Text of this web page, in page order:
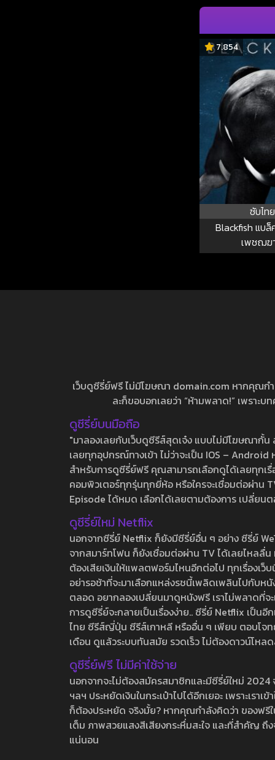
7.854
ซับไทย
Blackfish แบ
เพชฌฆ
เว็บดูซีรี่ย์ฟรี ไม่มีโฆษณา domain.com หากคุณก
ละก็ขอบอกเลยว่า “ห้ามพลาด!” เพราะ
ดูซีรี่ย์บนมือถือ
"มาลองเลยกับเว็บดูซีรีส์สุดเจ๋ง แบบไม่มีโฆษณากั้
เลยทุกอุปกรณ์ทางเข้า ไม่ว่าจะเป็น IOS –
สำหรับการดูซีรี่ย์ฟรี คุณสามารถเลือกดูได้เลยทุกเ
คอมพิวเตอร์ทุกรุ่นทุกยี่ห้อ หรือใครจะเชื่อมต่อผ่าน
Episode ได้หมด เลือกได้เลยตามต้องการ เปลี่ยน
ดูซีรี่ย์ใหม่ Netflix
นอกจากซีรี่ย์ Netflix ก็ยังมีซีรี่ย์อื่น ๆ อย่าง ซีรี่ย์
จากสมาร์ทโฟน ก็ยังเชื่อมต่อผ่าน TV ได้เลยไหลลื่
ต้องเสียเงินให้แพลตฟอร์มไหนอีกต่อไป ทุกเรื่องเว็
อย่ารอช้าที่จะมาเลือกแหล่งรชนี้เพลิดเพลินไปกับห
ตลอด อยากลองเปลี่ยนมาดูหนังฟรี เราไม่พลาดที่
การดูซีรี่ย์จะกลายเป็นเรื่องง่าย.. ซีรี่ย์ Netflix เป็น
ไทย ซีรีส์ญี่ปุ่น ซีรีส์เกาหลี หรืออื่น ๆ เพียบ ตอบโจท
เดือน ดูแล้วระบบทันสมัย รวดเร็ว ไม่ต้องดาวน์โห
ดูซีรี่ย์ฟรี ไม่มีค่าใช้จ่าย
นอกจากจะไม่ต้องสมัครสมาชิกและมีซีรี่ย์ใหม่
ฯลฯ ประหยัดเงินในกระเป๋าไปได้อีกเยอะ เพราะเร
ก็ต้องประหยัด จริงมั้ย? หากคุณกำลังคิดว่า ของฟ
เต็ม ภาพสวยแสงสีเสียงกระหึ่มสะใจ และที่สำคัญ
แน่นอน